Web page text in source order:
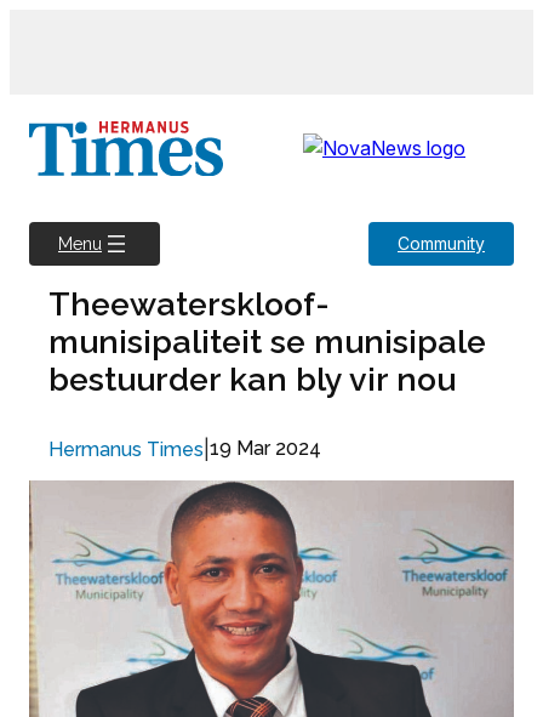
Menu Community
Theewaterskloof-
munisipaliteit se munisipale
bestuurder kan bly vir nou
Hermanus Times 19 Mar 2024